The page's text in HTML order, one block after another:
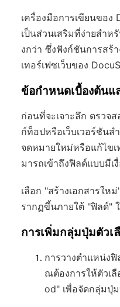
เครื่องมือการเขียนขอ
เป็นส่วนเสริมที่ง่ายสำห
งกว่า ซึ่งฟังก์ชันการส
เทอร์เฟซเว็บของ
ข้อกำหนดเบื้องต้นแ
ก่อนที่จะเจาะลึก ตรวจ
ก์ท็อปหรือเว็บเวอร์ชัน
จดหมายใหม่หรือแก้ไข
มารถเข้าถึงฟิลด์แบบมี
เลือก "สร้างเอกสารใ
รากฏขึ้นภายใต้ "ฟิลด์"
การเพิ่มกลุ่มปุ่มตัวเ
การวางตำแหน่งฟิ
ณต้องการให้ตัวเ
od" เพื่อจัดกลุ่มปุ่